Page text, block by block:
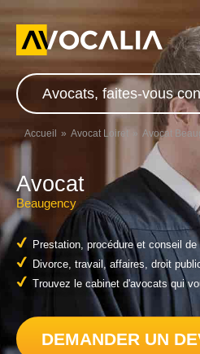
Avocats, faites-vous
Accueil Avocat Loiret Avocat
Avocat
Beaugency
Prestation, procédure et conseil de
Divorce, travail, affaires, droit
Trouvez le cabinet d'avocats qui
DEMANDER UN